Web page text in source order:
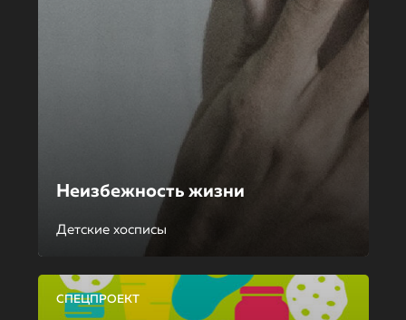
Неизбежность жизни
Детские хосписы
СПЕЦПРОЕКТ